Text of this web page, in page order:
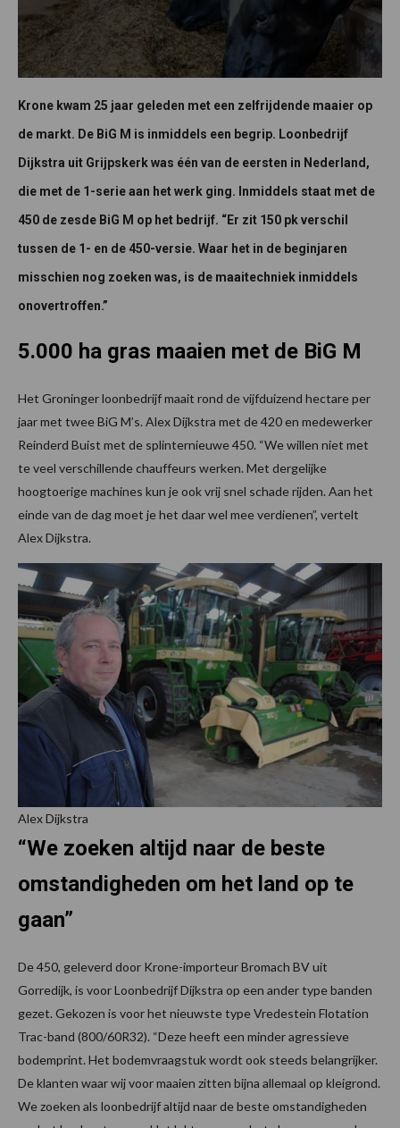
Krone kwam 25 jaar geleden met een zelfrijdende maaier op
de markt. De BiG M is inmiddels een begrip. Loonbedrijf
Dijkstra uit Grijpskerk was één van de eersten in Nederland,
die met de 1-serie aan het werk ging. Inmiddels staat met de
450 de zesde BiG M op het bedrijf. “Er zit 150 pk verschil
tussen de 1- en de 450-versie. Waar het in de beginjaren
misschien nog zoeken was, is de maaitechniek inmiddels
onovertroffen.”
5.000 ha gras maaien met de BiG M
Het Groninger loonbedrijf maait rond de vijfduizend hectare per
jaar met twee BiG M’s. Alex Dijkstra met de 420 en medewerker
Reinderd Buist met de splinternieuwe 450. “We willen niet met
te veel verschillende chauffeurs werken. Met dergelijke
hoogtoerige machines kun je ook vrij snel schade rijden. Aan het
einde van de dag moet je het daar wel mee verdienen”, vertelt
Alex Dijkstra.
Alex Dijkstra
“We zoeken altijd naar de beste
omstandigheden om het land op te
gaan”
De 450, geleverd door Krone-importeur Bromach BV uit
Gorredijk, is voor Loonbedrijf Dijkstra op een ander type banden
gezet. Gekozen is voor het nieuwste type Vredestein Flotation
Trac-band (800/60R32). “Deze heeft een minder agressieve
bodemprint. Het bodemvraagstuk wordt ook steeds belangrijker.
De klanten waar wij voor maaien zitten bijna allemaal op kleigrond.
We zoeken als loonbedrijf altijd naar de beste omstandigheden